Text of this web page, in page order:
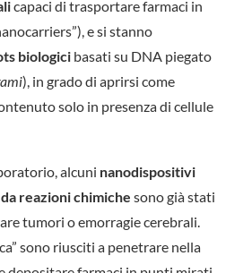
capaci di trasportare farmaci in
e si stanno
biologici basati su DNA piegato
), in grado di aprirsi come
solo in presenza di cellule
alcuni nanodispositivi
reazioni chimiche sono già stati
tumori o emorragie cerebrali.
sono riusciti a penetrare nella